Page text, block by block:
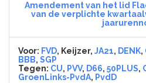
Amendement van het lid
van de verplichte
Voor: FVD, Keijzer, JA21, DENK,
BBB, SGP
Tegen: CU, PVV, D66, 50PLUS,
GroenLinks-PvdA, PvdD